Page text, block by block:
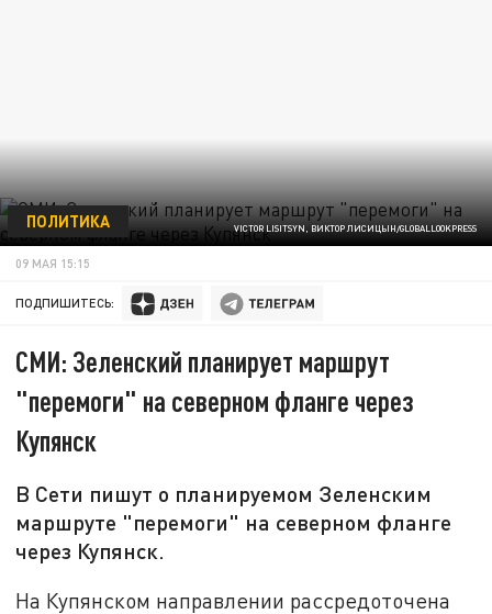
VICTOR LISITSYN, ВИКТОР ЛИСИЦЫН/GLOBALLOOKPRESS
ПОЛИТИКА
09 МАЯ 15:15
ПОДПИШИТЕСЬ:
СМИ: Зеленский планирует маршрут
"перемоги" на северном фланге через
Купянск
В Сети пишут о планируемом Зеленским
маршруте "перемоги" на северном фланге
через Купянск.
На Купянском направлении рассредоточена